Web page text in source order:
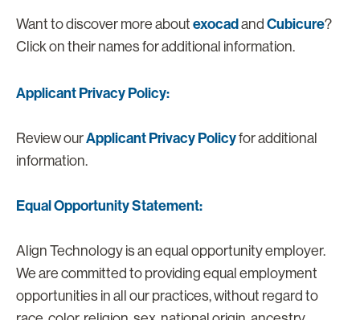
Want to discover more about exocadand Cubicure?
Click on their names for additional information.
Applicant Privacy Policy:
Review ourApplicant Privacy Policyfor additional
information.
Equal Opportunity Statement:
Align Technology is an equal opportunity employer.
We are committed to providing equal employment
opportunities in all our practices, without regard to